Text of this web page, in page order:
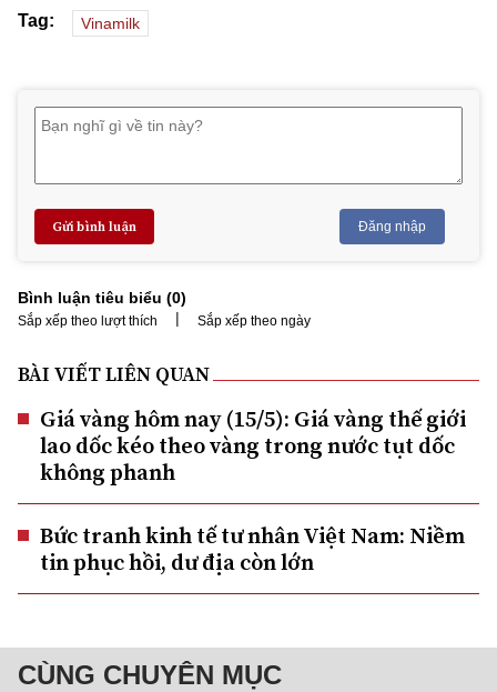
Tag: Vinamilk
Gửi bình luận Đăng nhập
Bình luận tiêu biểu (0)
Sắp xếp theo lượt thích | Sắp xếp theo ngày
BÀI VIẾT LIÊN QUAN
Giá vàng hôm nay (15/5): Giá vàng thế giới
lao dốc kéo theo vàng trong nước tụt dốc
không phanh
Bức tranh kinh tế tư nhân Việt Nam: Niềm
tin phục hồi, dư địa còn lớn
CÙNG CHUYÊN MỤC